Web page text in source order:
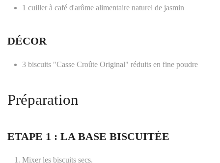
1 cuiller à café d'arôme alimentaire naturel de jasmin
DÉCOR
3 biscuits "Casse Croûte Original" réduits en fine poudre
Préparation
ETAPE 1 : LA BASE BISCUITÉE
Mixer les biscuits secs.